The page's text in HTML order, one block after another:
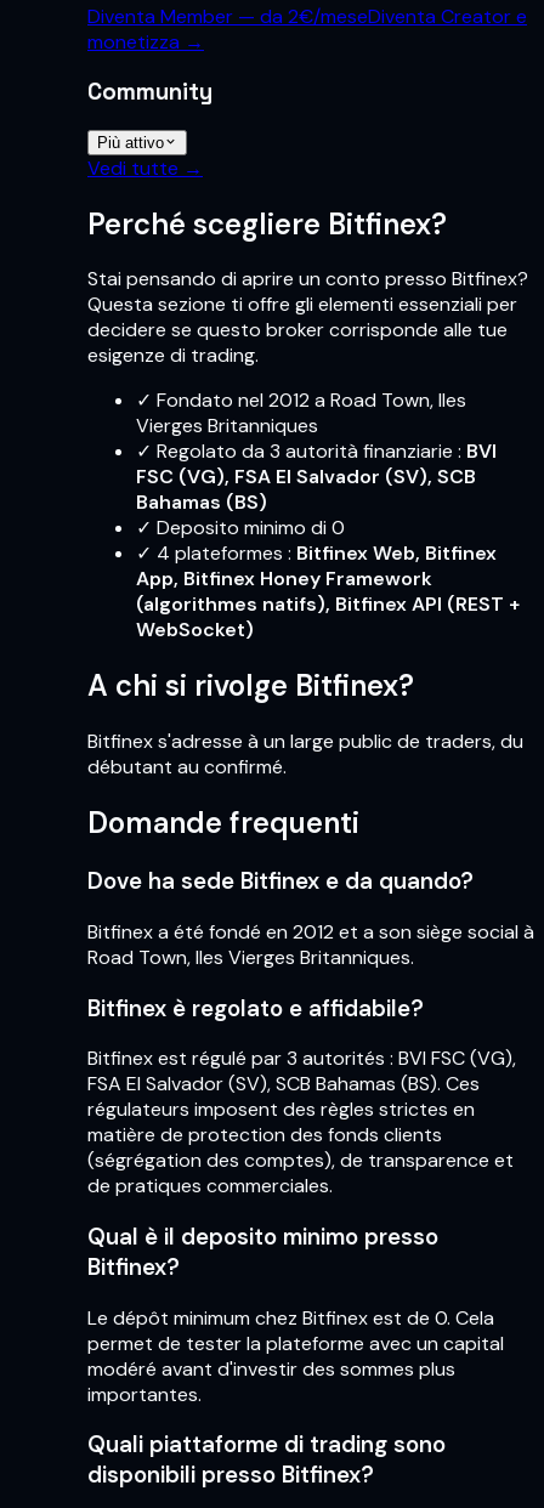
Diventa Member — da 2€/meseDiventa Creator e
monetizza →
Community
Più attivo
Vedi tutte →
Perché scegliere Bitfinex?
Stai pensando di aprire un conto presso Bitfinex?
Questa sezione ti offre gli elementi essenziali per
decidere se questo broker corrisponde alle tue
esigenze di trading.
✓ Fondato nel 2012 a Road Town, Iles
Vierges Britanniques
✓ Regolato da 3 autorità finanziarie : BVI
FSC (VG), FSA El Salvador (SV), SCB
Bahamas (BS)
✓ Deposito minimo di 0
✓ 4 plateformes : Bitfinex Web, Bitfinex
App, Bitfinex Honey Framework
(algorithmes natifs), Bitfinex API (REST +
WebSocket)
A chi si rivolge Bitfinex?
Bitfinex s'adresse à un large public de traders, du
débutant au confirmé.
Domande frequenti
Dove ha sede Bitfinex e da quando?
Bitfinex a été fondé en 2012 et a son siège social à
Road Town, Iles Vierges Britanniques.
Bitfinex è regolato e affidabile?
Bitfinex est régulé par 3 autorités : BVI FSC (VG),
FSA El Salvador (SV), SCB Bahamas (BS). Ces
régulateurs imposent des règles strictes en
matière de protection des fonds clients
(ségrégation des comptes), de transparence et
de pratiques commerciales.
Qual è il deposito minimo presso
Bitfinex?
Le dépôt minimum chez Bitfinex est de 0. Cela
permet de tester la plateforme avec un capital
modéré avant d'investir des sommes plus
importantes.
Quali piattaforme di trading sono
disponibili presso Bitfinex?